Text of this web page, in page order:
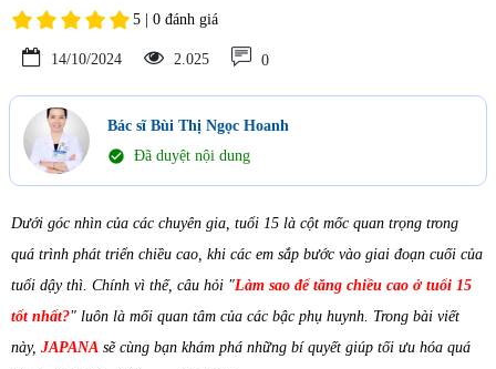
5 | 0 đánh giá
14/10/2024 2.025 0
Bác sĩ Bùi Thị Ngọc Hoanh
check_circle Đã duyệt nội dung
Dưới góc nhìn của các chuyên gia, tuổi 15 là cột mốc quan trọng trong
quá trình phát triển chiều cao, khi các em sắp bước vào giai đoạn cuối của
tuổi dậy thì. Chính vì thế, câu hỏi "Làm sao để tăng chiều cao ở tuổi 15
tốt nhất?" luôn là mối quan tâm của các bậc phụ huynh. Trong bài viết
này, JAPANA sẽ cùng bạn khám phá những bí quyết giúp tối ưu hóa quá